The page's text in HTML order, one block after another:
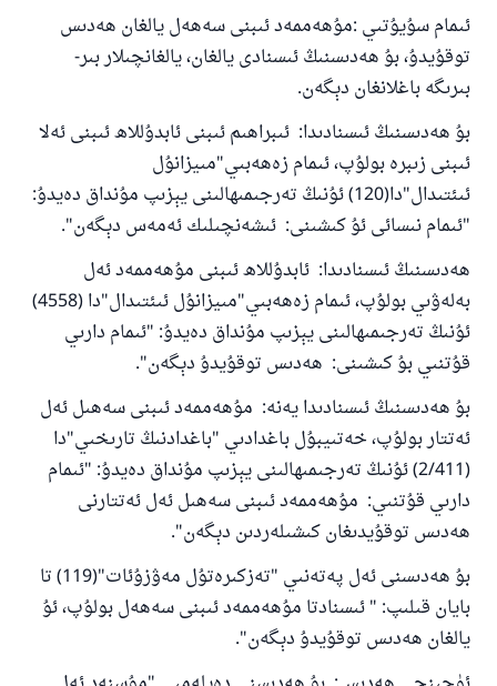
ئىمام سۇيۇتىي :مۇھەممەد ئىبنى سەھەل يالغان ھەدىس
توقۇيدۇ، بۇ ھەدىسنىڭ ئىسنادى يالغان، يالغانچىلار بىر-
بىرىگە باغلانغان دېگەن.
بۇ ھەدىسنىڭ ئىسنادىدا: ئىبراھىم ئىبنى ئابدۇللاھ ئىبنى ئەلا
ئىبنى زىبرە بولۇپ، ئىمام زەھەبىي"مىيزانۇل
ئىئتىدال"دا(120) ئۇنىڭ تەرجىمىھالىنى يېزىپ مۇنداق دەيدۇ:
"ئىمام نىسائى ئۇ كىشىنى: ئىشەنچىلىك ئەمەس دېگەن".
ھەدىسنىڭ ئىسنادىدا: ئابدۇللاھ ئىبنى مۇھەممەد ئەل
بەلەۋىي بولۇپ، ئىمام زەھەبىي"مىيزانۇل ئىئتىدال"دا (4558)
ئۇنىڭ تەرجىمىھالىنى يېزىپ مۇنداق دەيدۇ: "ئىمام دارىي
قۇتنىي بۇ كىشىنى: ھەدىس توقۇيدۇ دېگەن".
بۇ ھەدىسنىڭ ئىسنادىدا يەنە: مۇھەممەد ئىبنى سەھىل ئەل
ئەتتار بولۇپ، خەتىيبۇل باغدادىي "باغدادنىڭ تارىخىي"دا
(2/411) ئۇنىڭ تەرجىمىھالىنى يېزىپ مۇنداق دەيدۇ: "ئىمام
دارىي قۇتنىي: مۇھەممەد ئىبنى سەھىل ئەل ئەتتارنى
ھەدىس توقۇيدىغان كىشىلەردىن دېگەن".
بۇ ھەدىسنى ئەل پەتەنىي "تەزكىرەتۇل مەۋزۇئات"(119) تا
بايان قىلىپ: " ئىسنادتا مۇھەممەد ئىبنى سەھەل بولۇپ، ئۇ
يالغان ھەدىس توقۇيدۇ دېگەن".